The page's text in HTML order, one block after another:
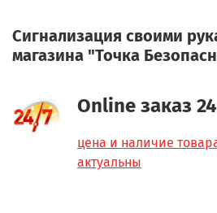
Сигнализация своими
магазина "Точка
Online заказ
цена и наличие
актуальны